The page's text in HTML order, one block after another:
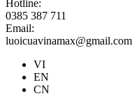
Hotline:
0385 387 711
Email:
luoicuavinamax@gmail.com
VI
EN
CN